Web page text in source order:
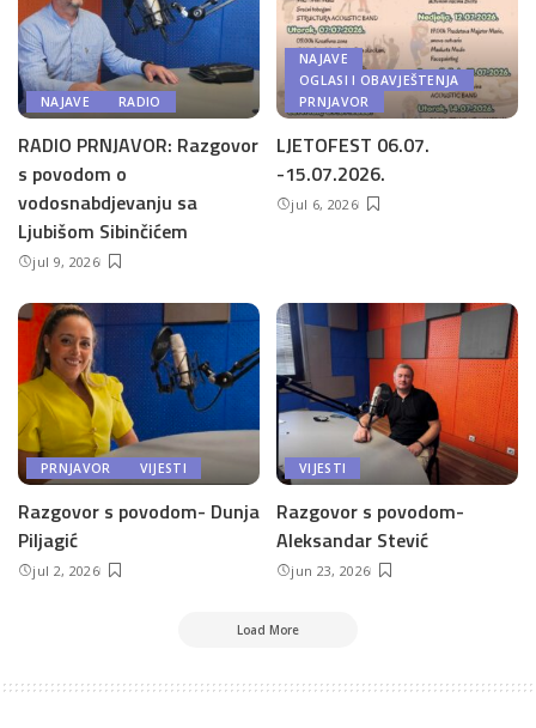
NAJAVE RADIO
RADIO PRNJAVOR: Razgovor
s povodom o
vodosnabdjevanju sa
Ljubišom Sibinčićem
jul 9, 2026
NAJAVE
OGLASI I OBAVJEŠTENJA
PRNJAVOR
LJETOFEST 06.07.
-15.07.2026.
jul 6, 2026
PRNJAVOR VIJESTI
Razgovor s povodom- Dunja
Piljagić
jul 2, 2026
VIJESTI
Razgovor s povodom-
Aleksandar Stević
jun 23, 2026
Load More